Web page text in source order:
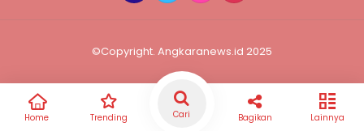
©Copyright. Angkaranews.id 2025
Home Trending Cari Bagikan Lainnya